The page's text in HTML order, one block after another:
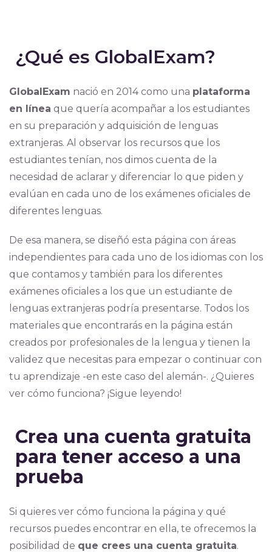
¿Qué es GlobalExam?
GlobalExam nació en 2014 como una plataforma
en línea que quería acompañar a los estudiantes
en su preparación y adquisición de lenguas
extranjeras. Al observar los recursos que los
estudiantes tenían, nos dimos cuenta de la
necesidad de aclarar y diferenciar lo que piden y
evalúan en cada uno de los exámenes oficiales de
diferentes lenguas.
De esa manera, se diseñó esta página con áreas
independientes para cada uno de los idiomas con los
que contamos y también para los diferentes
exámenes oficiales a los que un estudiante de
lenguas extranjeras podría presentarse. Todos los
materiales que encontrarás en la página están
creados por profesionales de la lengua y tienen la
validez que necesitas para empezar o continuar con
tu aprendizaje -en este caso del alemán-. ¿Quieres
ver cómo funciona? ¡Sigue leyendo!
Crea una cuenta gratuita
para tener acceso a una
prueba
Si quieres ver cómo funciona la página y qué
recursos puedes encontrar en ella, te ofrecemos la
posibilidad de que crees una cuenta gratuita.